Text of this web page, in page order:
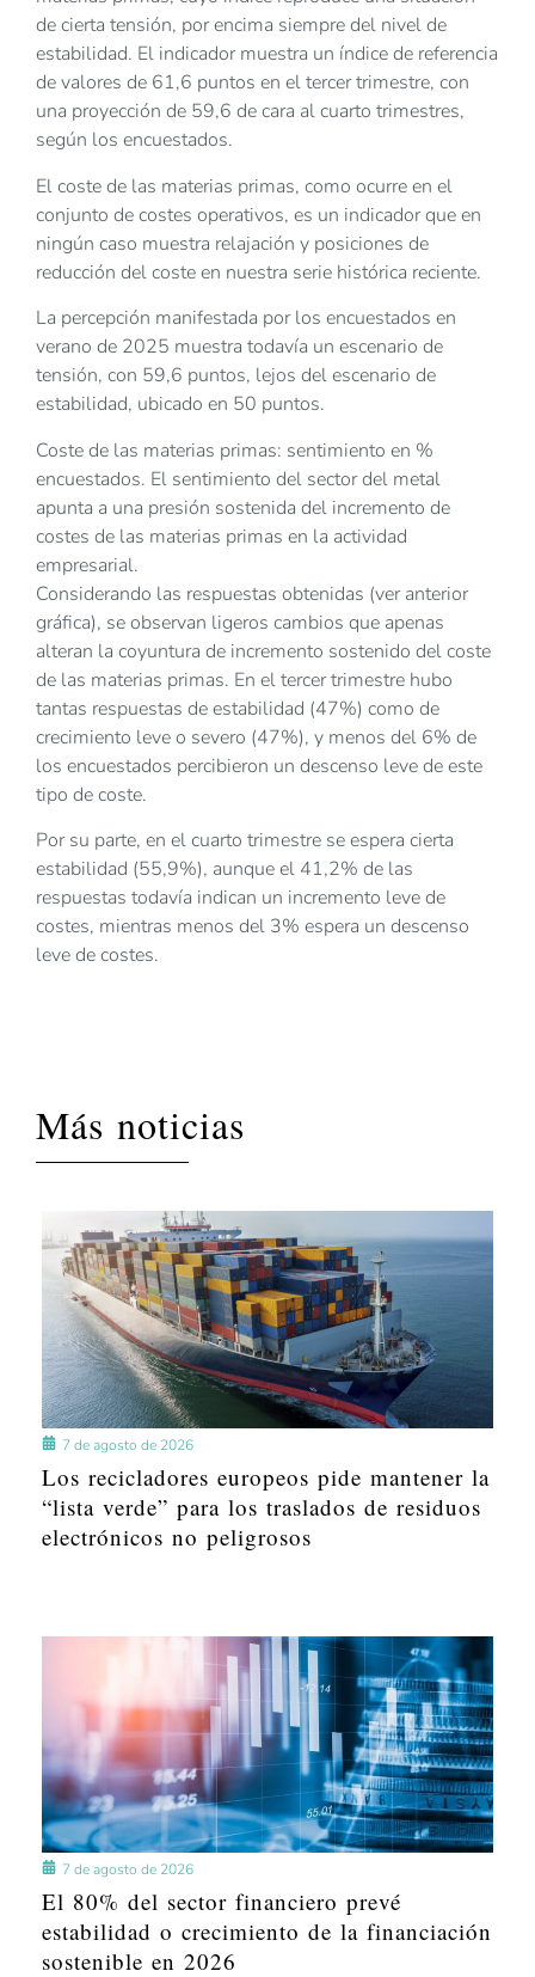
de cierta tensión, por encima siempre del nivel de
estabilidad. El indicador muestra un índice de referencia
de valores de 61,6 puntos en el tercer trimestre, con
una proyección de 59,6 de cara al cuarto trimestres,
según los encuestados.
El coste de las materias primas, como ocurre en el
conjunto de costes operativos, es un indicador que en
ningún caso muestra relajación y posiciones de
reducción del coste en nuestra serie histórica reciente.
La percepción manifestada por los encuestados en
verano de 2025 muestra todavía un escenario de
tensión, con 59,6 puntos, lejos del escenario de
estabilidad, ubicado en 50 puntos.
Coste de las materias primas: sentimiento en %
encuestados. El sentimiento del sector del metal
apunta a una presión sostenida del incremento de
costes de las materias primas en la actividad
empresarial.
Considerando las respuestas obtenidas (ver anterior
gráfica), se observan ligeros cambios que apenas
alteran la coyuntura de incremento sostenido del coste
de las materias primas. En el tercer trimestre hubo
tantas respuestas de estabilidad (47%) como de
crecimiento leve o severo (47%), y menos del 6% de
los encuestados percibieron un descenso leve de este
tipo de coste.
Por su parte, en el cuarto trimestre se espera cierta
estabilidad (55,9%), aunque el 41,2% de las
respuestas todavía indican un incremento leve de
costes, mientras menos del 3% espera un descenso
leve de costes.
Más noticias
7 de agosto de 2026
Los recicladores europeos pide mantener la
“lista verde” para los traslados de residuos
electrónicos no peligrosos
7 de agosto de 2026
El 80% del sector financiero prevé
estabilidad o crecimiento de la financiación
sostenible en 2026